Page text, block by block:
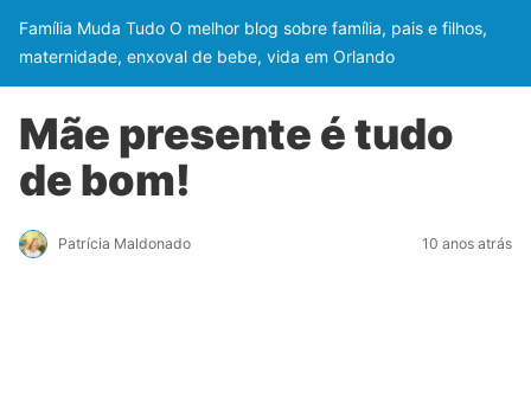
Família Muda Tudo O melhor blog sobre família, pais e filhos,
maternidade, enxoval de bebe, vida em Orlando
Mãe presente é tudo
de bom!
Patrícia Maldonado 10 anos atrás